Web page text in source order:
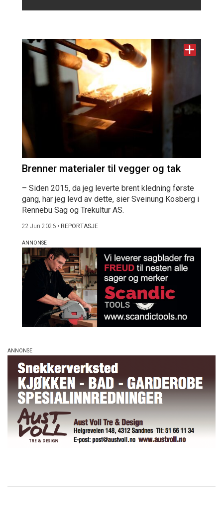
Brenner materialer til vegger og tak
– Siden 2015, da jeg leverte brent kledning første
gang, har jeg levd av dette, sier Sveinung Kosberg i
Rennebu Sag og Trekultur AS.
22 Jun 2026 • REPORTASJE